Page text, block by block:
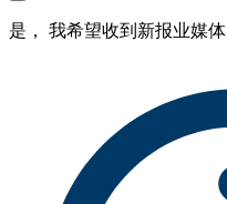
是， 我希望收到新报业媒体